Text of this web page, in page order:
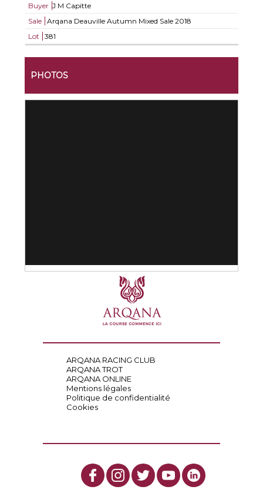
Buyer J M Capitte
Sale
Arqana Deauville Autumn Mixed Sale 2018
Lot
381
PHOTOS
ARQANA RACING CLUB
ARQANA TROT
ARQANA ONLINE
Mentions légales
Politique de confidentialité
Cookies